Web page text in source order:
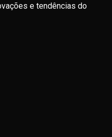
e tendências do